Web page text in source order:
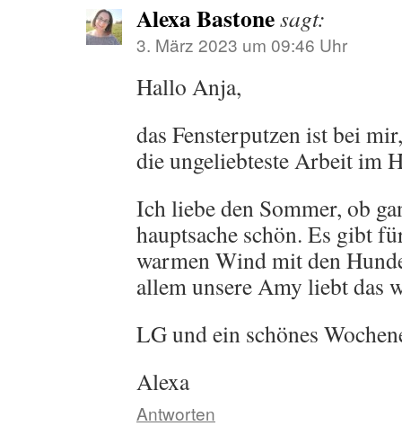
Alexa Bastonesagt:
3. März 2023 um 09:46 Uhr
Hallo Anja,
das Fensterputzen ist bei
die ungeliebteste Arbeit im
Ich liebe den Sommer, ob
hauptsache schön. Es gibt
warmen Wind mit den
allem unsere Amy liebt das
LG und ein schönes
Alexa
Antworten